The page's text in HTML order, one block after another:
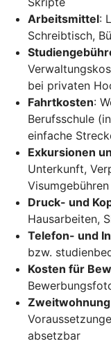
Arbeitsmittel:
Schreibtisch,
bei privaten
Fahrtkosten:
Berufsschule
einfache
Exkursionen
Unterkunft,
Visumgebühren
Druck- und
Hausarbeiten,
Telefon- und
bzw.
Kosten für
absetzbar